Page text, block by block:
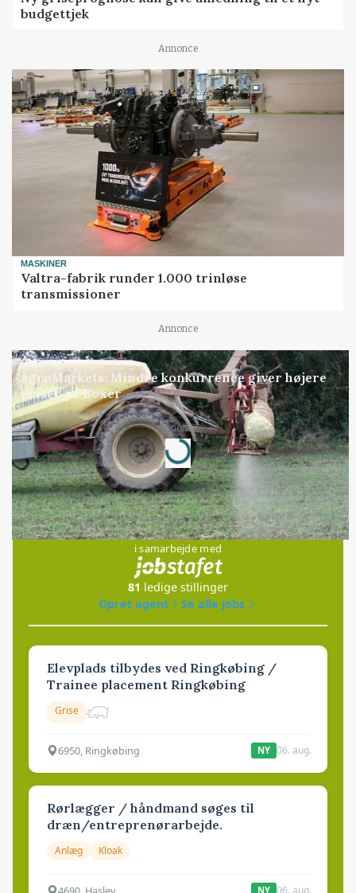
budgettjek
Annonce
MASKINER
Valtra-fabrik runder 1.000 trinløse
transmissioner
Annonce
MARKED
AgroMarkets: Mindre konkurrence giver højere
priser på Boxer
Annonce
Loading...
Jobs
i samarbejde med
81 ledige stillinger
Opret agent
Se alle jobs
Elevplads tilbydes ved Ringkøbing /
Trainee placement Ringkøbing
Grise
6950, Ringkøbing NY 06. aug.
Rørlægger / håndmand søges til
dræn/entreprenørarbejde.
Anlæg Kloak
NY 06. aug.